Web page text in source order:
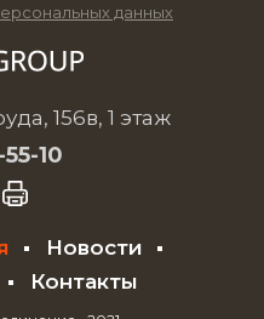
данных
156в, 1 этаж
10
Новости
Контакты